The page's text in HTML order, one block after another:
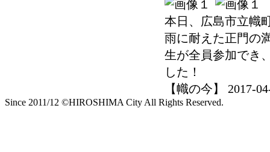
本日、広島市立幟
雨に耐えた正門の
生が全員参加でき
した！
【幟の今】 2017-
Since 2011/12 ©HIROSHIMA City All Rights Reserved.